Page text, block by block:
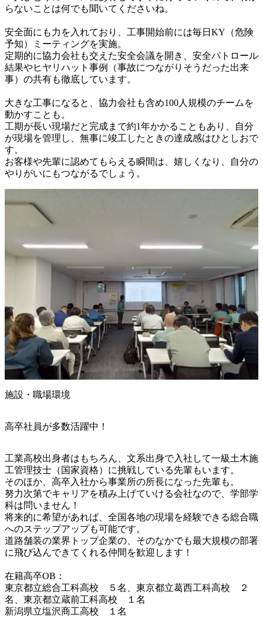
らないことは何でも聞いてくださいね。
安全面にも力を入れており、工事開始前には毎日KY（危険
予知）ミーティングを実施。
定期的に協力会社も交えた安全会議を開き、安全パトロール
結果やヒヤリハット事例（事故につながりそうだった出来
事）の共有も徹底しています。
大きな工事になると、協力会社も含め100人規模のチームを
動かすことも。
工期が長い現場だと完成まで約1年かかることもあり、自分
が現場を管理し、無事に竣工したときの達成感はひとしおで
す。
お客様や先輩に認めてもらえる瞬間は、嬉しくなり、自分の
施設・職場環境
高卒社員が多数活躍中！
工業高校出身者はもちろん、文系出身で入社して一級土木施
工管理技士（国家資格）に挑戦している先輩もいます。
そのほか、高卒入社から事業所の所長になった先輩も。
努力次第でキャリアを積み上げていける会社なので、学部学
科は問いません！
将来的に希望があれば、全国各地の現場を経験できる総合職
へのステップアップも可能です。
道路舗装の業界トップ企業の、そのなかでも最大規模の部署
に飛び込んできてくれる仲間を歓迎します！
在籍高卒OB：
東京都立総合工科高校　５名、東京都立葛西工科高校　２
名、東京都立蔵前工科高校　１名
新潟県立塩沢商工高校　１名